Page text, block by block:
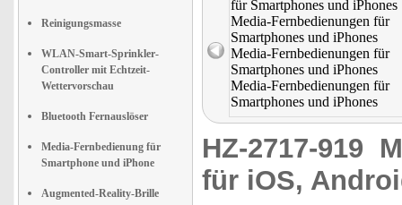
Reinigungsmasse
WLAN-Smart-Sprinkler-
Controller mit Echtzeit-
Wettervorschau
Bluetooth Fernauslöser
Media-Fernbedienung für
Smartphone und iPhone
Augmented-Reality-Brille
HZ-2717-919
für iOS,